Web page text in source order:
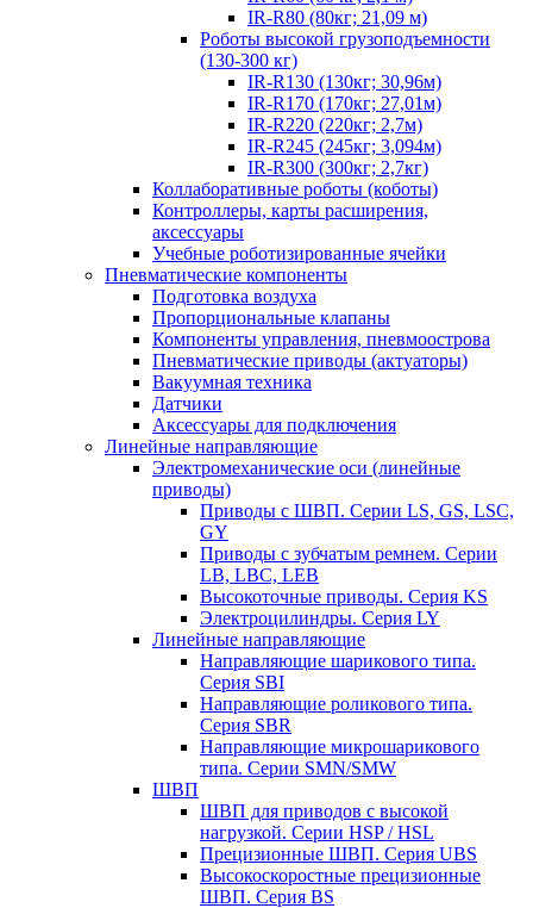
IR-R80 (80кг; 21,09 м)
Роботы высокой грузоподъемности
(130-300 кг)
IR-R130 (130кг; 30,96м)
IR-R170 (170кг; 27,01м)
IR-R220 (220кг; 2,7м)
IR-R245 (245кг; 3,094м)
IR-R300 (300кг; 2,7кг)
Коллаборативные роботы (коботы)
Контроллеры, карты расширения,
аксессуары
Учебные роботизированные ячейки
Пневматические компоненты
Подготовка воздуха
Пропорциональные клапаны
Компоненты управления, пневмоострова
Пневматические приводы (актуаторы)
Вакуумная техника
Датчики
Аксессуары для подключения
Линейные направляющие
Электромеханические оси (линейные
приводы)
Приводы с ШВП. Серии LS, GS, LSC,
GY
Приводы с зубчатым ремнем. Серии
LB, LBC, LEB
Высокоточные приводы. Серия KS
Электроцилиндры. Серия LY
Линейные направляющие
Направляющие шарикового типа.
Серия SBI
Направляющие роликового типа.
Серия SBR
Направляющие микрошарикового
типа. Серии SMN/SMW
ШВП
ШВП для приводов с высокой
нагрузкой. Серии HSP / HSL
Прецизионные ШВП. Серия UBS
Высокоскоростные прецизионные
ШВП. Серия BS